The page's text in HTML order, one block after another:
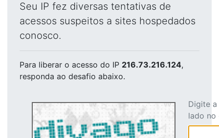
Seu IP fez diversas tentativas de
acessos suspeitos a sites hospedados
conosco.
Para liberar o acesso do IP 216.73.216.124,
responda ao desafio abaixo.
Digite
lado no